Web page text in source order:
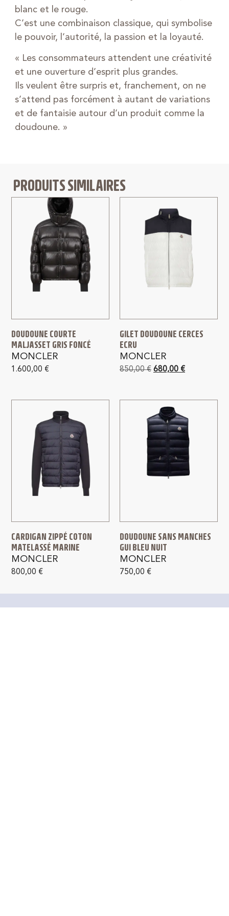
blanc et le rouge.
C’est une combinaison classique, qui symbolise
le pouvoir, l’autorité, la passion et la loyauté.
« Les consommateurs attendent une créativité
et une ouverture d’esprit plus grandes.
Ils veulent être surpris et, franchement, on ne
s’attend pas forcément à autant de variations
et de fantaisie autour d’un produit comme la
doudoune. »
PRODUITS SIMILAIRES
DOUDOUNE COURTE
MALJASSET GRIS FONCÉ
MONCLER
1.600,00 €
GILET DOUDOUNE CERCES
ECRU
MONCLER
850,00€ 680,00 €
CARDIGAN ZIPPÉ COTON
MATELASSÉ MARINE
MONCLER
800,00 €
DOUDOUNE SANS MANCHES
GUI BLEU NUIT
MONCLER
750,00 €